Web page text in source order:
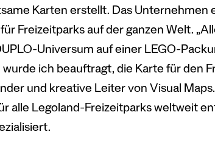
Karten erstellt. Das Unternehmen
Freizeitparks auf der ganzen Welt.
Universum auf einer LEGO-
ich beauftragt, die Karte für den
und kreative Leiter von Visual
alle Legoland-Freizeitparks weltweit